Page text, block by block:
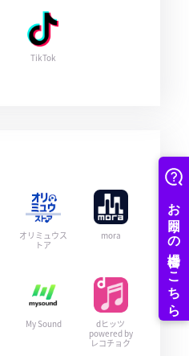
TikTok
オリミュウス
トア
mora
My Sound
dヒッツ
powered by
レコチョク